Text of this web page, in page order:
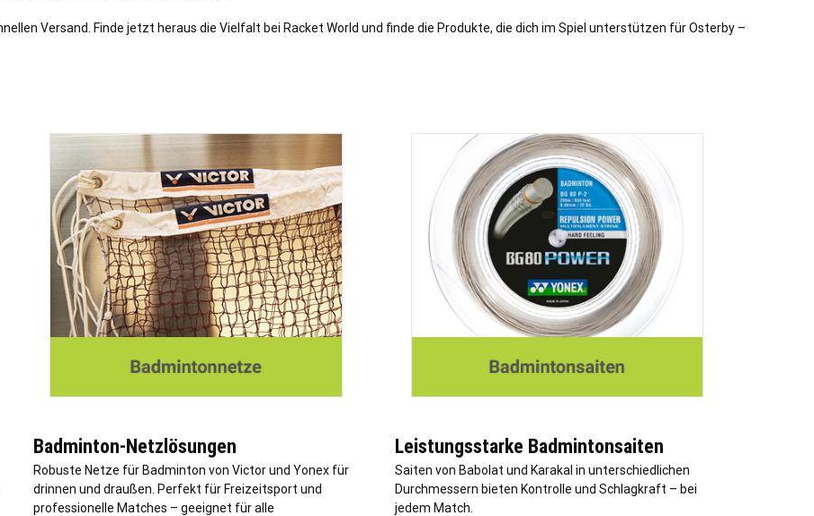
Versand. Finde jetzt heraus die Vielfalt bei Racket World und finde die Produkte, die dich im Spiel unterstützen für Osterby –
Badminton-Netzlösungen
Robuste Netze für Badminton von Victor und Yonex für
drinnen und draußen. Perfekt für Freizeitsport und
professionelle Matches – geeignet für alle
Leistungsstarke Badmintonsaiten
Saiten von Babolat und Karakal in unterschiedlichen
Durchmessern bieten Kontrolle und Schlagkraft – bei
jedem Match.